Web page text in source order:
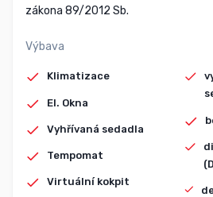
zákona 89/2012 Sb.
Výbava
Klimatizace
El. Okna
Vyhřívaná sedadla
Tempomat
Virtuální kokpit